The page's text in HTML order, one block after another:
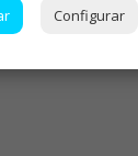
Configurar